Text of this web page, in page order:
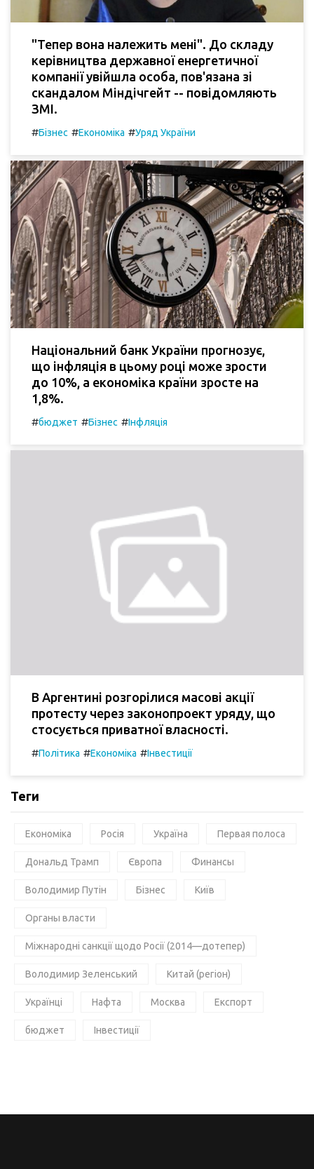
"Тепер вона належить мені". До складу
керівництва державної енергетичної
компанії увійшла особа, пов'язана зі
скандалом Міндічгейт -- повідомляють
ЗМІ.
#Бізнес #Економіка #Уряд України
Національний банк України прогнозує,
що інфляція в цьому році може зрости
до 10%, а економіка країни зросте на
1,8%.
#бюджет #Бізнес #Інфляція
В Аргентині розгорілися масові акції
протесту через законопроект уряду, що
стосується приватної власності.
#Політика #Економіка #Інвестиції
Теги
Економіка Росія Україна Первая полоса
Дональд Трамп Європа Финансы
Володимир Путін Бізнес Київ
Органы власти
Міжнародні санкції щодо Росії (2014—дотепер)
Володимир Зеленський Китай (регіон)
Українці Нафта Москва Експорт
бюджет Інвестиції